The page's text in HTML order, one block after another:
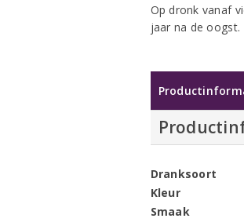
Op dronk vanaf
jaar na de oogst.
Dranksoort
Kleur
Smaak